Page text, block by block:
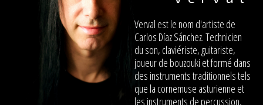
Verval est le nom d'artiste de
Carlos Díaz Sánchez. Technicien
du son, claviériste, guitariste,
joueur de bouzouki et formé dans
des instruments traditionnels tels
que la cornemuse asturienne et
les instruments de percussion,